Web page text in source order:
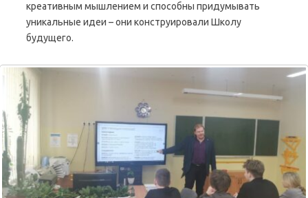
креативным мышлением и способны придумывать
уникальные идеи – они конструировали Школу
будущего.